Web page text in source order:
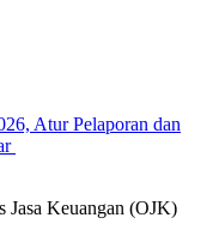
Atur Pelaporan dan
Keuangan (OJK)